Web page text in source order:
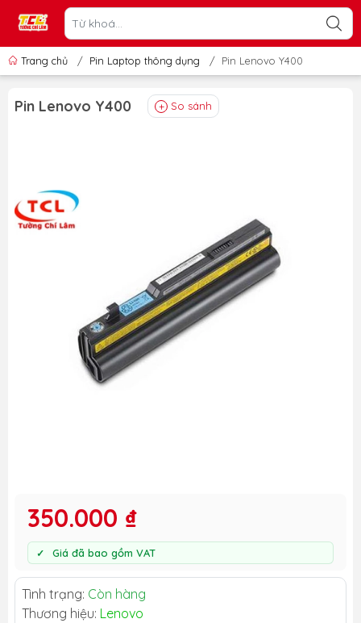
Trang chủ / Pin Laptop thông dụng / Pin Lenovo Y400
Pin Lenovo Y400 So sánh
350.000 ₫
Giá đã bao gồm VAT
Tình trạng: Còn hàng
Thương hiệu: Lenovo